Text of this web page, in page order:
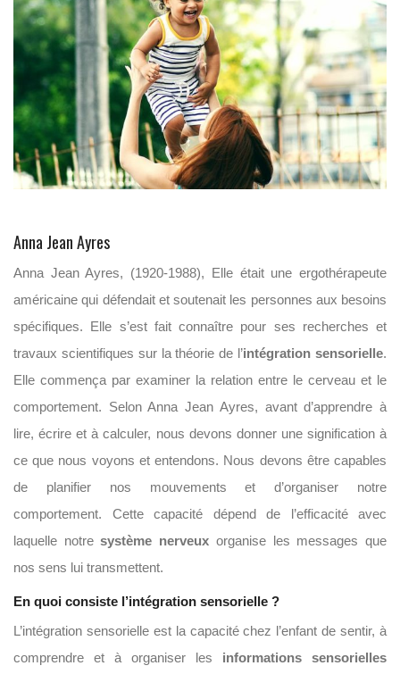
Anna Jean Ayres
Anna Jean Ayres, (1920-1988), Elle était une ergothérapeute
américaine qui défendait et soutenait les personnes aux besoins
spécifiques. Elle s’est fait connaître pour ses recherches et
travaux scientifiques sur la théorie de l’intégration sensorielle.
Elle commença par examiner la relation entre le cerveau et le
comportement. Selon Anna Jean Ayres, avant d’apprendre à
lire, écrire et à calculer, nous devons donner une signification à
ce que nous voyons et entendons. Nous devons être capables
de planifier nos mouvements et d’organiser notre
comportement. Cette capacité dépend de l’efficacité avec
laquelle notresystème nerveux organise les messages que
nos sens lui transmettent.
En quoi consiste l’intégration sensorielle ?
L’intégration sensorielle est la capacité chez l’enfant de sentir, à
comprendre et à organiser les informations sensorielles